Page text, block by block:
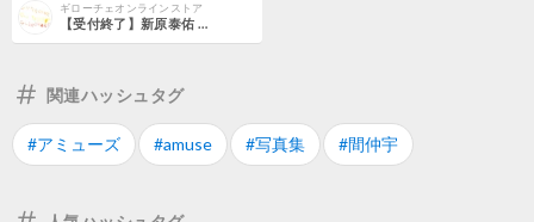
ギローチェオンラインストア
【受付終了】新原泰佑 写真集「Flicker」 数量限定表紙 （サイン入り）+ Tシャツ セット
関連ハッシュタグ
#アミューズ #amuse #写真集 #間仲宇